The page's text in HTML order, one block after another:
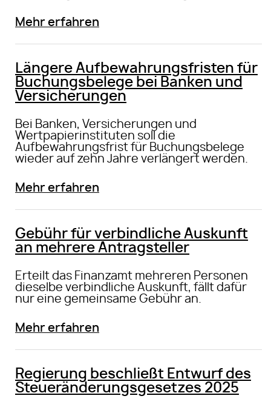
Mehr erfahren
Längere Aufbewahrungsfristen für
Buchungsbelege bei Banken und
Versicherungen
Bei Banken, Versicherungen und
Wertpapierinstituten soll die
Aufbewahrungsfrist für Buchungsbelege
wieder auf zehn Jahre verlängert werden.
Mehr erfahren
Gebühr für verbindliche Auskunft
an mehrere Antragsteller
Erteilt das Finanzamt mehreren Personen
dieselbe verbindliche Auskunft, fällt dafür
nur eine gemeinsame Gebühr an.
Mehr erfahren
Regierung beschließt Entwurf des
Steueränderungsgesetzes 2025